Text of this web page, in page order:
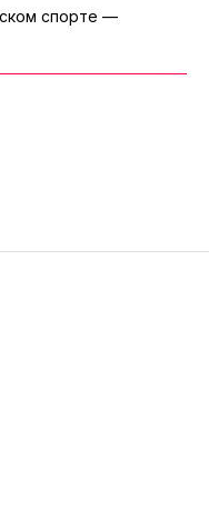
спорте —